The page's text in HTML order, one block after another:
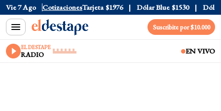
Vie 7 Ago Cotizaciones
$1520 Dólar Tarjeta $1976 Dólar Blue $1530 Dólar
Suscribite por $10.000
EL DESTAPE
RADIO EN VIVO